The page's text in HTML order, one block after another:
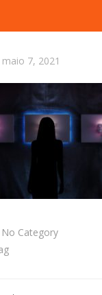
maio 7, 2021
No Category